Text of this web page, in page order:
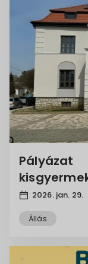
Pályázat
munkakör
2026. jan. 29.
Állás